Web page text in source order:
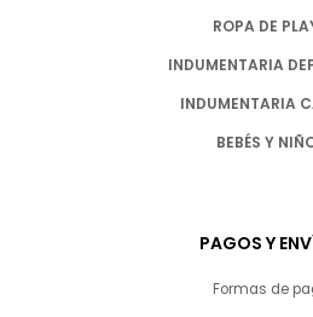
ROPA DE
INDUMENTARIA
INDUMENTARIA
BEBÉS Y
PAGOS Y
Formas de